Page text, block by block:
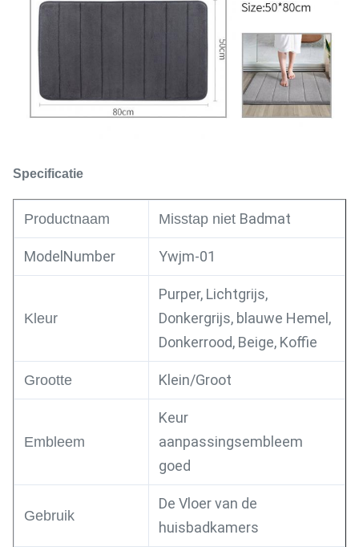
Specificatie
Productnaam Misstap niet Badmat
ModelNumber Ywjm-01
Kleur
Purper, Lichtgrijs,
Donkergrijs, blauwe Hemel,
Donkerrood, Beige, Koffie
Grootte Klein/Groot
Embleem
Keur
aanpassingsembleem
goed
Gebruik
De Vloer van de
huisbadkamers